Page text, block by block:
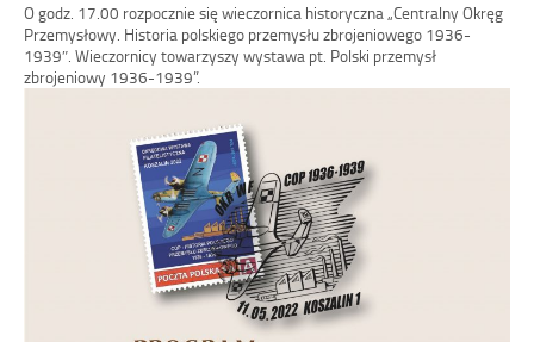
O godz. 17.00 rozpocznie się wieczornica historyczna „Centralny Okręg
Przemysłowy. Historia polskiego przemysłu zbrojeniowego 1936-
1939″. Wieczornicy towarzyszy wystawa pt. Polski przemysł
zbrojeniowy 1936-1939”.